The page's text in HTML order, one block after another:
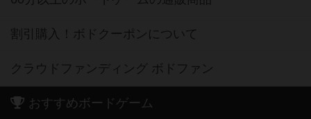
割引購入！ボドクーポンについて
クラウドファンディング ボドファン
おすすめボードゲーム